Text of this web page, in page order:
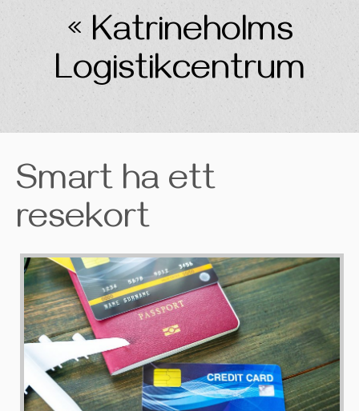
« Katrineholms
Logistikcentrum
Smart ha ett
resekort